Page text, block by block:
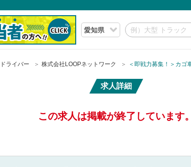
ライバー 株式会社LOOPネットワーク ＜即戦力募集！＞カ
求人詳細
この求人は掲載が終了しています。